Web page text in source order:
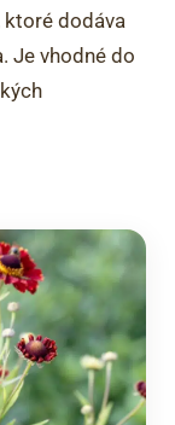
ktoré dodáva
Je vhodné do